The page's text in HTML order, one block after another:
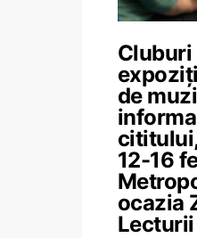
Cluburi
de
12-16
ocazia